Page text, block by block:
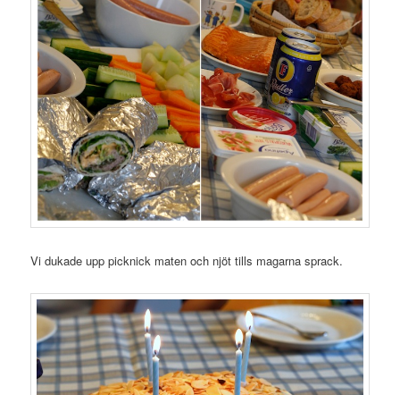
Vi dukade upp picknick maten och njöt tills magarna sprack.